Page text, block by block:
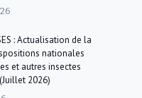
: Actualisation de la
nationales
et autres insectes
2026)